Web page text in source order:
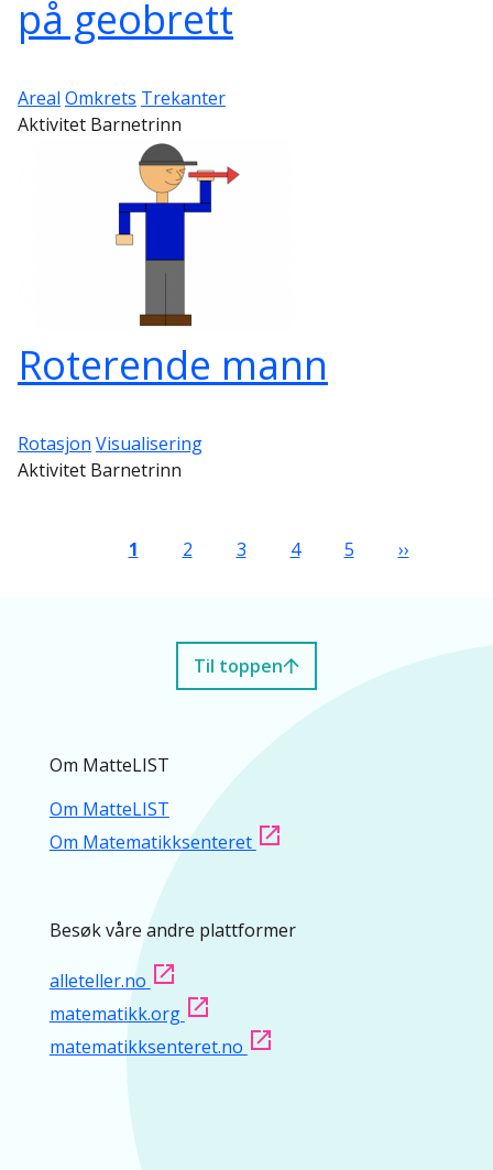
på geobrett
Areal Omkrets Trekanter
Aktivitet Barnetrinn
Roterende mann
Rotasjon Visualisering
Aktivitet Barnetrinn
Nåværende side
1 Side
2 Side
3 Side
4 Side
5 Neste side
››
Til toppen
Om MatteLIST
Om MatteLIST
Om Matematikksenteret
Besøk våre andre plattformer
alleteller.no
matematikk.org
matematikksenteret.no